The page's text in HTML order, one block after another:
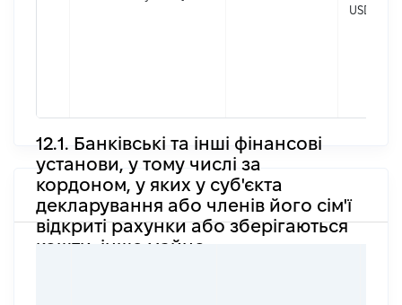
USD
12.1. Банківські та інші фінансові
установи, у тому числі за
кордоном, у яких у суб'єкта
декларування або членів його сім'ї
відкриті рахунки або зберігаються
кошти, інше майно